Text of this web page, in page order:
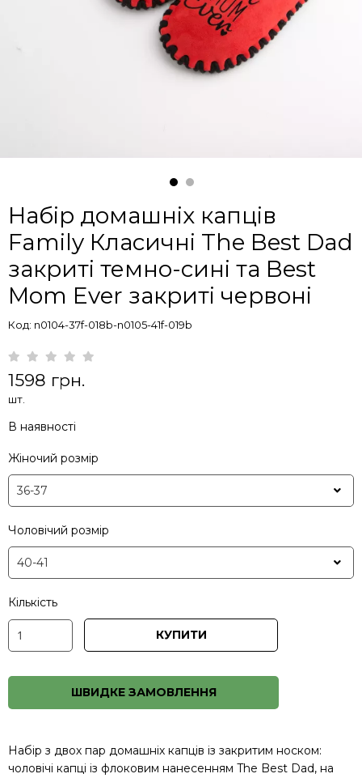
Набір домашніх капців
Family Класичні The Best Dad
закриті темно-сині та Best
Mom Ever закриті червоні
Код: n0104-37f-018b-n0105-41f-019b
1598 грн.
шт.
В наявності
Жіночий розмір
Чоловічий розмір
Кількість
КУПИТИ
ШВИДКЕ ЗАМОВЛЕННЯ
Набір з двох пар домашніх капців із закритим носком:
чоловічі капці із флоковим нанесенням The Best Dad, на